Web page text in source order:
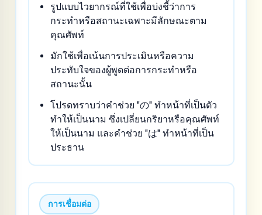
รูปแบบไวยากรณ์ที่ใช้เพื่อบ่งชี้ว่าการ
กระทำหรือสถานะเฉพาะมีลักษณะตาม
คุณศัพท์
มักใช้เพื่อเน้นการประเมินหรือความ
ประทับใจของผู้พูดต่อการกระทำหรือ
สถานะนั้น
โปรดทราบว่าคำช่วย "の" ทำหน้าที่เป็นตัว
ทำให้เป็นนาม ซึ่งเปลี่ยนกริยาหรือคุณศัพท์
ให้เป็นนาม และคำช่วย "は" ทำหน้าที่เป็น
ประธาน
การเชื่อมต่อ